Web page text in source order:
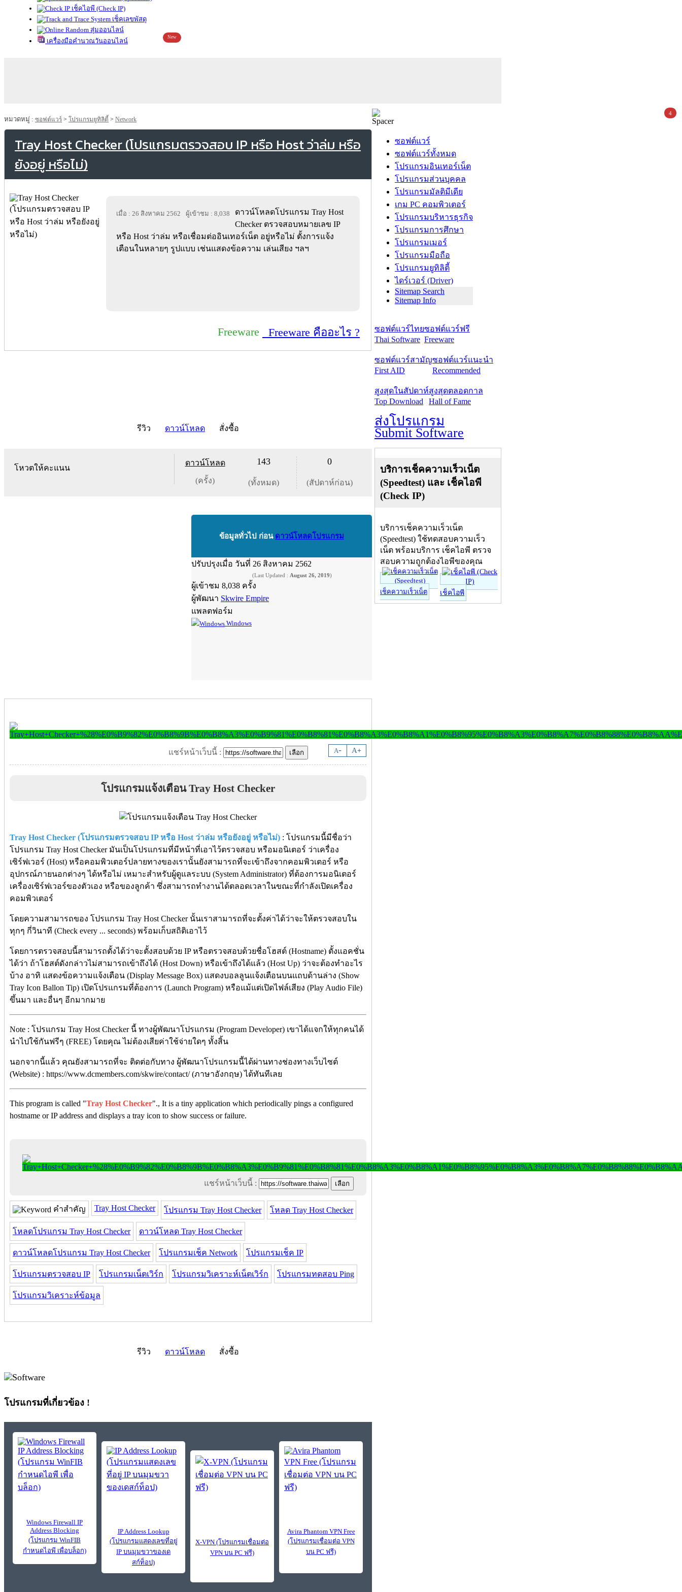
เช็คไอพี (Check IP)
เช็คเลขพัสดุ
สุ่มออนไลน์
เครื่องมือคำนวณวันออนไลน์
New
หมวดหมู่ : ซอฟต์แวร์ > โปรแกรมยูทิลิตี้ > Network
Tray Host Checker (โปรแกรมตรวจสอบ IP หรือ Host ว่าล่ม หรือ
ยังอยู่ หรือไม่)
เมื่อ : 26 สิงหาคม 2562 ผู้เข้าชม : 8,038
ดาวน์โหลดโปรแกรม Tray Host
Checker ตรวจสอบหมายเลข IP
หรือ Host ว่าล่ม หรือเชื่อมต่ออินเทอร์เน็ต อยู่หรือไม่ ตั้งการแจ้ง
เตือนในหลายๆ รูปแบบ เช่นแสดงข้อความ เล่นเสียง ฯลฯ
Freeware Freeware คืออะไร ?
รีวิว ดาวน์โหลด สั่งซื้อ
โหวตให้คะแนน
ดาวน์โหลด
(ครั้ง)
143
(ทั้งหมด)
0
(สัปดาห์ก่อน)
ข้อมูลทั่วไป ก่อน ดาวน์โหลดโปรแกรม
ปรับปรุงเมื่อ วันที่ 26 สิงหาคม 2562
(Last Updated : August 26, 2019)
ผู้เข้าชม 8,038 ครั้ง
ผู้พัฒนา Skwire Empire
แพลตฟอร์ม
Windows
A- A+
แชร์หน้าเว็บนี้ :
โปรแกรมแจ้งเตือน Tray Host Checker
Tray Host Checker (โปรแกรมตรวจสอบ IP หรือ Host ว่าล่ม หรือยังอยู่ หรือไม่) : โปรแกรมนี้มีชื่อว่า
โปรแกรม Tray Host Checker มันเป็นโปรแกรมที่มีหน้าที่เอาไว้ตรวจสอบ หรือมอนิเตอร์ ว่าเครื่อง
เซิร์ฟเวอร์ (Host) หรือคอมพิวเตอร์ปลายทางของเรานั้นยังสามารถที่จะเข้าถึงจากคอมพิวเตอร์ หรือ
อุปกรณ์ภายนอกต่างๆ ได้หรือไม่ เหมาะสำหรับผู้ดูแลระบบ (System Administrator) ที่ต้องการมอนิเตอร์
เครื่องเซิร์ฟเวอร์ของตัวเอง หรือของลูกค้า ซึ่งสามารถทำงานได้ตลอดเวลาในขณะที่กำลังเปิดเครื่อง
คอมพิวเตอร์
โดยความสามารถของ โปรแกรม Tray Host Checker นั้นเราสามารถที่จะตั้งค่าได้ว่าจะให้ตรวจสอบใน
ทุกๆ กี่วินาที (Check every ... seconds) พร้อมเก็บสถิติเอาไว้
โดยการตรวจสอบนี้สามารถตั้งได้ว่าจะตั้งสอบด้วย IP หรือตรวจสอบด้วยชื่อโฮสต์ (Hostname) ตั้งแอคชั่น
ได้ว่า ถ้าโฮสต์ดังกล่าวไม่สามารถเข้าถึงได้ (Host Down) หรือเข้าถึงได้แล้ว (Host Up) ว่าจะต้องทำอะไร
บ้าง อาทิ แสดงข้อความแจ้งเตือน (Display Message Box) แสดงบอลลูนแจ้งเตือนบนแถบด้านล่าง (Show
Tray Icon Ballon Tip) เปิดโปรแกรมที่ต้องการ (Launch Program) หรือแม้แต่เปิดไฟล์เสียง (Play Audio File)
ขึ้นมา และอื่นๆ อีกมากมาย
Note : โปรแกรม Tray Host Checker นี้ ทางผู้พัฒนาโปรแกรม (Program Developer) เขาได้แจกให้ทุกคนได้
นำไปใช้กันฟรีๆ (FREE) โดยคุณ ไม่ต้องเสียค่าใช้จ่ายใดๆ ทั้งสิ้น
นอกจากนี้แล้ว คุณยังสามารถที่จะ ติดต่อกับทาง ผู้พัฒนาโปรแกรมนี้ได้ผ่านทางช่องทางเว็บไซต์
(Website) : https://www.dcmembers.com/skwire/contact/ (ภาษาอังกฤษ) ได้ทันทีเลย
This program is called "Tray Host Checker"., It is a tiny application which periodically pings a configured
hostname or IP address and displays a tray icon to show success or failure.
แชร์หน้าเว็บนี้ :
คำสำคัญ Tray Host Checker โปรแกรม Tray Host Checker โหลด Tray Host Checker
โหลดโปรแกรม Tray Host Checker ดาวน์โหลด Tray Host Checker
ดาวน์โหลดโปรแกรม Tray Host Checker โปรแกรมเช็ค Network โปรแกรมเช็ค IP
โปรแกรมตรวจสอบ IP โปรแกรมเน็ตเวิร์ก โปรแกรมวิเคราะห์เน็ตเวิร์ก โปรแกรมทดสอบ Ping
โปรแกรมวิเคราะห์ข้อมูล
รีวิว ดาวน์โหลด สั่งซื้อ
โปรแกรมที่เกี่ยวข้อง !
Windows Firewall IP
Address Blocking
(โปรแกรม WinFIB
กำหนดไอพี เพื่อบล็อก)
IP Address Lookup
(โปรแกรมแสดงเลขที่อยู่
IP บนมุมขวาของเด
สก์ท็อป)
X-VPN (โปรแกรมเชื่อมต่อ
VPN บน PC ฟรี)
Avira Phantom VPN Free
(โปรแกรมเชื่อมต่อ VPN
บน PC ฟรี)
ซอฟต์แวร์
ซอฟต์แวร์ทั้งหมด
โปรแกรมอินเทอร์เน็ต
โปรแกรมส่วนบุคคล
โปรแกรมมัลติมีเดีย
เกม PC คอมพิวเตอร์
โปรแกรมบริหารธุรกิจ
โปรแกรมการศึกษา
โปรแกรมเมอร์
โปรแกรมมือถือ
โปรแกรมยูทิลิตี้
ไดร์เวอร์ (Driver)
Sitemap Search
Sitemap Info
ซอฟต์แวร์ไทย
Thai Software
ซอฟต์แวร์ฟรี
Freeware
ซอฟต์แวร์สามัญ
First AID
ซอฟต์แวร์แนะนำ
Recommended
สูงสุดในสัปดาห์
Top Download
สูงสุดตลอดกาล
Hall of Fame
ส่งโปรแกรม
Submit Software
บริการเช็คความเร็วเน็ต
(Speedtest) และ เช็คไอพี
(Check IP)
บริการเช็คความเร็วเน็ต
(Speedtest) ใช้ทดสอบความเร็ว
เน็ต พร้อมบริการ เช็คไอพี ตรวจ
สอบความถูกต้องไอพีของคุณ
เช็คความเร็วเน็ต เช็คไอพี
4